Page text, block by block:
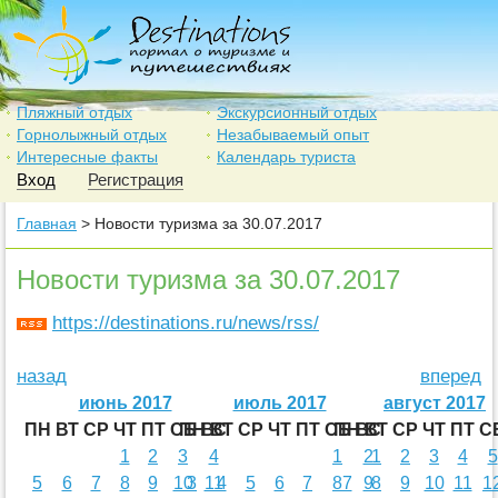
Пляжный отдых
Экскурсионный отдых
Горнолыжный отдых
Незабываемый опыт
Интересные факты
Календарь туриста
Вход Регистрация
Главная > Новости туризма за 30.07.2017
Новости туризма за 30.07.2017
https://destinations.ru/news/rss/
назад вперед
июнь 2017
ПН ВТ СР ЧТ ПТ СБ ВС
1
2 3
4
5
6 7 8 9 10
11
июль 2017
ПН ВТ СР ЧТ ПТ СБ ВС
1
2
3
4 5 6 7 8
9
август 2017
ПН ВТ СР ЧТ ПТ
1
2 3 4
5
7
8 9 10 11